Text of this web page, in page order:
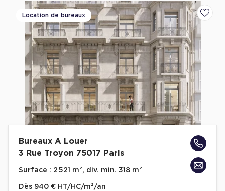
Location de bureaux
Bureaux A Louer
3 Rue Troyon 75017 Paris
Surface : 2 521 m², div. min. 318 m²
Dès 940 € HT/HC/m²/an